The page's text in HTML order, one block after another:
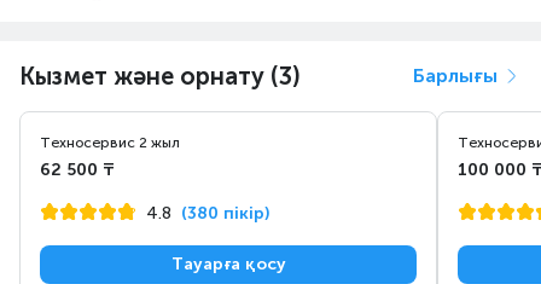
Кызмет және орнату (3) Барлығы
Техносервис 2 жыл
62 500 ₸
4.8 (380 пікір)
Тауарға қосу
100 000